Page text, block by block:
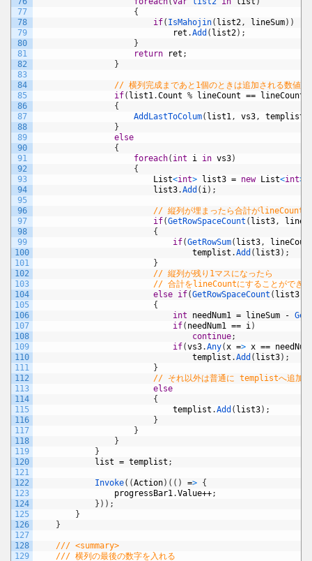
77
78
79
80
81
82
83
84
85
86
87
88
89
90
91
92
93
94
95
96
97
98
99
100
101
102
103
104
105
106
107
108
109
110
111
112
113
114
115
116
117
118
119
120
121
122
123
124
125
126
127
128
129
{
if( IsMahojin( list2, lineSum) )
ret .Add ( list2) ;
}
return
ret ;
}
// 横列完成まであと1個のときは追加される数値は
if( list1.Count % lineCount == lineCount
{
AddLastToColum( list1, vs3, templist
}
else
{
foreach( int i in vs3)
{
List<int> list3 = new List<int>
list3.Add ( i) ;
// 縦列が埋まったら合計がlineCount
if(GetRowSpaceCount ( list3,
{
if(GetRowSum( list3,
templist .Add ( list3) ;
}
// 縦列が残り1マスになったら
// 合計をlineCountにすることができ
else if(GetRowSpaceCount ( list3
{
int
needNum1 = lineSum -
if( needNum1 == i)
continue;
if(vs3.Any(x => x ==
templist .Add ( list3) ;
}
// それ以外は普通に templistへ追加
else
{
templist .Add ( list3) ;
}
}
}
}
list = templist ;
Invoke( (Action) ( ( ) => {
progressBar1.Value++;
} ) ) ;
}
}
/// <summary>
/// 横列の最後の数字を入れる